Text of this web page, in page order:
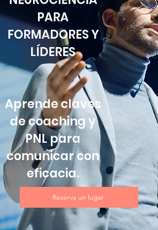
PARA
FORMADORES Y
LÍDERES
Aprende claves
de coaching y
PNL para
comunicar con
eficacia.
Reserva un lugar